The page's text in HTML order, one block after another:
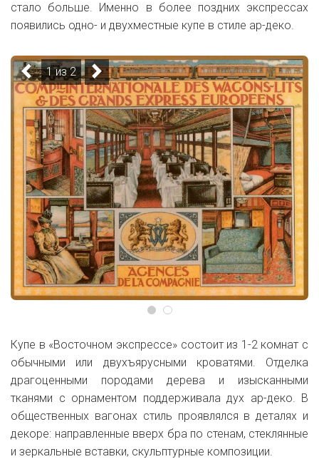
стало больше. Именно в более поздних экспрессах
появились одно- и двухместные купе в стиле ар-деко.
1 из 2
Купе в «Восточном экспрессе» состоит из 1-2 комнат с
обычными или двухъярусными кроватями. Отделка
драгоценными породами дерева и изысканными
тканями с орнаментом поддерживала дух ар-деко. В
общественных вагонах стиль проявлялся в деталях и
декоре: направленные вверх бра по стенам, стеклянные
и зеркальные вставки, скульптурные композиции.